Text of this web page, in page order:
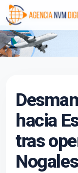
hacia
tras
Asistente conectado